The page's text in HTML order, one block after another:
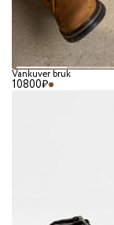
Vankuver bruk
10800₽